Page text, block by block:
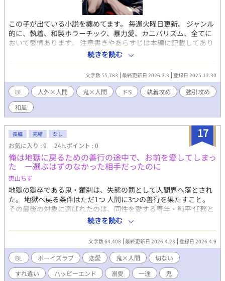
この子が出ている小説を纏めてます。 毎週火曜日更新。 ジャンル
的に、執着、和製ホラーチック、暴力愛、カニバリズム、全てに
おいて愛情あります。 注意書きやあらすじは本編に記載してあり
ます！ ●伊織（いおり） あだ名、伊織 ？？？歳/193cm/82kg/12
月24日 一人称：俺 香水：Byredo 「Oud Immortel（ウードイモー
テル）」 ▼見た目 赤髪ミディアム、角二本、筋肉、舌が長い金色
の猫目、鬼、筋肉質で少し逆三角形 ▽癖 傲慢、執着、ドS、捕ま
えたら離さない ▽血液型 B型（野性的、欲望に忠実、情も深い）
続きを読む
文字数 55,783 最終更新日 2026.3.3 登録日 2025.12.30
BL 人外×人間 鬼×人間 ドS 執着攻め
強引攻め
和風
17
長編 完結 なし
お気に入り : 9 24h.ポイント : 0
俺は地獄に戻るための善行の途中で、お前を愛してしまっ
た ー選ぶはずのなかった相手だったのに
恵山ちず
地獄の獄卒である鬼・羅刹は、失態の罰として人間界へ落とされ
た。 地獄へ戻る条件はただ1つ 人間に3つの善行を果たすこと。
その最後の対象に選ばれたのは、同性を愛する青年・純平 任務と
して近づいただけだった。 人間の感情など、理解する必要はない
はずだった。 だが―― 純平と関わるほど、何かがおかしくなって
いく。 他の男に任せるはずだったのに、目が離せない。 手放した
はずなのに、触れずにいられない。 関わるほど、理解できない感
情だけが増えていく。 これは善行のはずだった。 それなのに、ど
うしても離れない。 ――地獄へ戻るはずだった鬼が、 ひとりの男
と出会って、恋に堕ちていく物語。
続きを読む
文字数 64,408 最終更新日 2026.4.23 登録日 2026.4.9
BL ボーイズラブ 恋愛 鬼×人間
切ない
すれ違い
ハッピーエンド 溺愛 一途 鬼